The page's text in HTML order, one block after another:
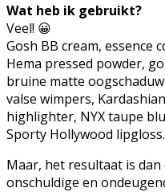
Wat heb ik gebruikt?
Veel! 😀
Gosh BB cream, essence
Hema pressed powder,
bruine matte
valse wimpers,
highlighter, NYX taupe
Sporty Hollywood lipgloss.
Maar, het resultaat is
onschuldige en